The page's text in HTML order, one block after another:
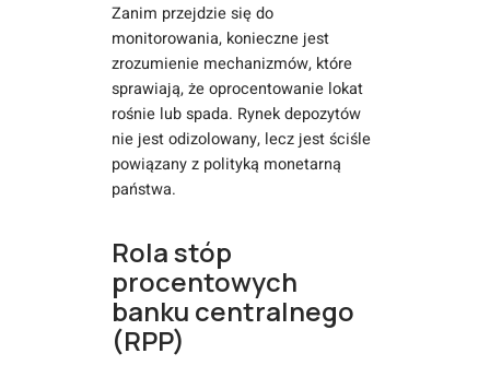
Zanim przejdzie się do
monitorowania, konieczne jest
zrozumienie mechanizmów, które
sprawiają, że oprocentowanie lokat
rośnie lub spada. Rynek depozytów
nie jest odizolowany, lecz jest ściśle
powiązany z polityką monetarną
państwa.
Rola stóp
procentowych
banku centralnego
(RPP)